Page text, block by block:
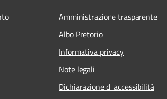
Amministrazione trasparente
Albo Pretorio
Informativa privacy
Note legali
Dichiarazione di accessibilità